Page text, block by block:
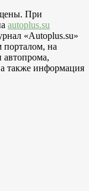
При
autoplus.su
«Autoplus.su»
порталом, на
автопрома,
также информация